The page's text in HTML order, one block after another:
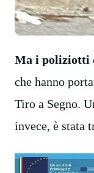
Ma i poliziotti
che hanno
Tiro a Segno.
invece, è stata